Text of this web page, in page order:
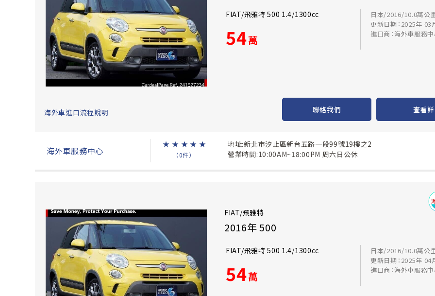
FIAT/飛雅特 500 1.4/1300cc
54萬
日本/2016/10.0萬公
更新日期：2025年 03
進口商：海外車服務
海外車進口流程說明 聯絡我們 查看
海外車服務中心
★ ★ ★ ★ ★
（0件）
地址:新北市汐止區新台五路一段99號19樓之2
營業時間:10:00AM~18:00PM 周六日公休
FIAT/飛雅特
2016年 500
FIAT/飛雅特 500 1.4/1300cc
54萬
日本/2016/10.0萬公
更新日期：2025年 04
進口商：海外車服務